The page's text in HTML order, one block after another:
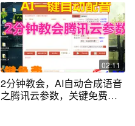
02:11
2分钟教会，AI自动合成语音
之腾讯云参数，关键免费，